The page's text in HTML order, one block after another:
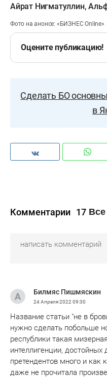
Айрат Нигматуллин,
Фото на анонсе: «БИЗНЕС Online»
Оцените публикацию!
Сделать БО
в
Комментарии 17 Все
Билмяс Пишмяскин
24 Апреля 2022 09:30
Название статьи "не в
нужно сделать побольше
республики такая
интеллигенции,
претендентов много и как
даже не прочитала